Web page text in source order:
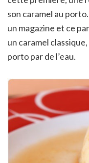
son caramel au porto.
un magazine et ce
un caramel
porto par de l’eau.